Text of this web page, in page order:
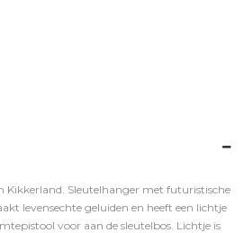
Kikkerland. Sleutelhanger met futuristische
levensechte geluiden en heeft een lichtje
voor aan de sleutelbos. Lichtje is